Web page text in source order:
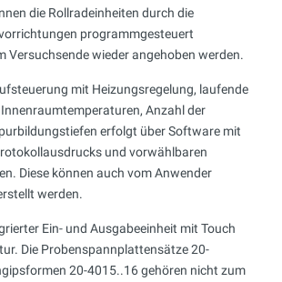
die Rollradeinheiten durch die
programmgesteuert
Versuchsende wieder angehoben werden.
mit Heizungsregelung, laufende
Anzahl der
erfolgt über Software mit
und vorwählbaren
Diese können auch vom Anwender
werden.
Ein- und Ausgabeeinheit mit Touch
Die Probenspannplattensätze 20-
20-4015..16 gehören nicht zum